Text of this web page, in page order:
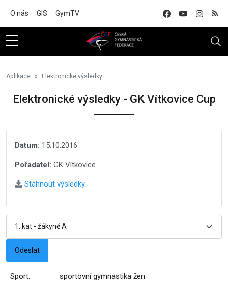
O nás GIS GymTV
Aplikace Elektronické výsledky
Elektronické výsledky - GK Vítkovice Cup
Datum: 15.10.2016
Pořadatel: GK Vítkovice
Stáhnout výsledky
Sport: sportovní gymnastika žen